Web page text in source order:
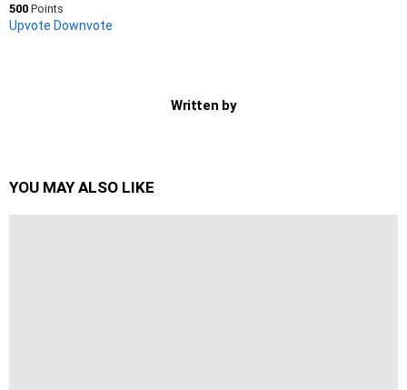
500 Points
Upvote Downvote
Written by
YOU MAY ALSO LIKE